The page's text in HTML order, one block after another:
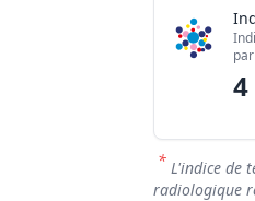
4
* L'indice de
radiologique